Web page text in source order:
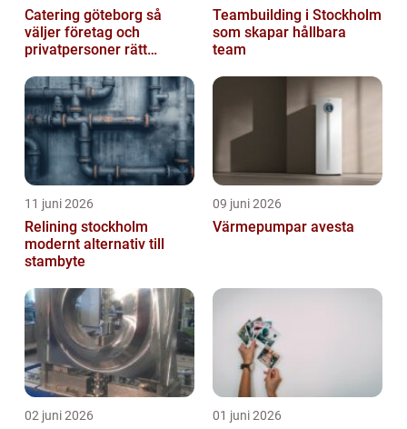
Catering göteborg så
väljer företag och
privatpersoner rätt
Teambuilding i Stockholm
som skapar hållbara
team
11 juni 2026
Relining stockholm
modernt alternativ till
stambyte
09 juni 2026
Värmepumpar avesta
02 juni 2026 01 juni 2026